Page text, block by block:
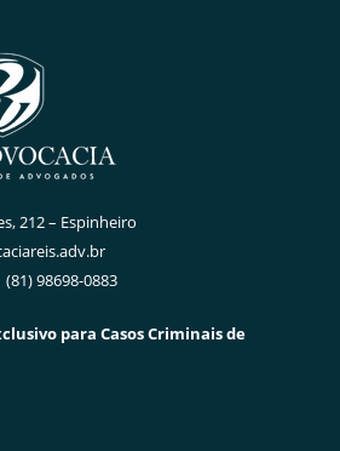
212 – Espinheiro
98698-0883
para Casos Criminais de